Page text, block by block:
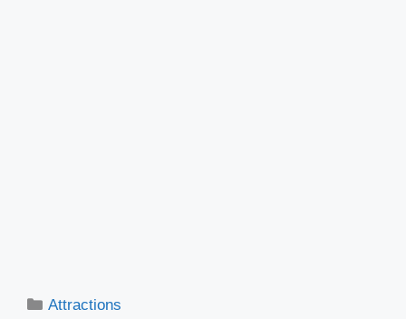
Categories
Attractions